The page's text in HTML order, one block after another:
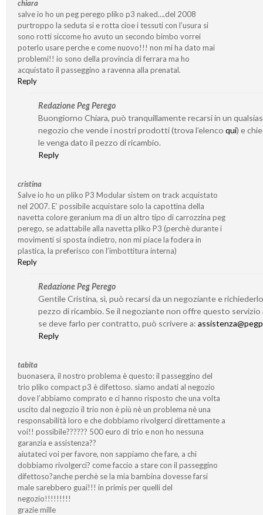
chiara
salve io ho un peg perego pliko p3 naked….del 2008
purtroppo la seduta si e rotta cioe i tessuti con l’usura si
sono rotti siccome ho avuto un secondo bimbo vorrei
poterlo usare perche e come nuovo!!! non mi ha dato mai
problemi!! io sono della provincia di ferrara ma ho
acquistato il passeggino a ravenna alla prenatal.
Reply
Redazione Peg Perego
Buongiorno Chiara, può tranquillamente recarsi in un
negozio che vende i nostri prodotti (trova l’elenco qui) e
le venga dato il pezzo di ricambio.
Reply
cristina
Salve io ho un pliko P3 Modular sistem on track acquistato
nel 2007. E’ possibile acquistare solo la capottina della
navetta colore geranium ma di un altro tipo di carrozzina peg
perego, se adattabile alla navetta pliko P3 (perchè durante i
movimenti si sposta indietro, non mi piace la fodera in
plastica, la preferisco con l’imbottitura interna)
Reply
Redazione Peg Perego
Gentile Cristina, sì, può recarsi da un negoziante e
pezzo di ricambio. Se il negoziante non offre questo servizio
se deve farlo per contratto, può scrivere a:
Reply
tabita
buonasera, il nostro problema è questo: il passeggino del
trio pliko compact p3 è difettoso. siamo andati al negozio
dove l’abbiamo comprato e ci hanno risposto che una volta
uscito dal negozio il trio non è più nè un problema nè una
responsabilità loro e che dobbiamo rivolgerci direttamente a
voi!! possibile?????? 500 euro di trio e non ho nessuna
garanzia e assistenza??
aiutateci voi per favore, non sappiamo che fare, a chi
dobbiamo rivolgerci? come faccio a stare con il passeggino
difettoso?anche perchè se la mia bambina dovesse farsi
male sarebbero guai!!! in primis per quelli del
negozio!!!!!!!!!
grazie mille